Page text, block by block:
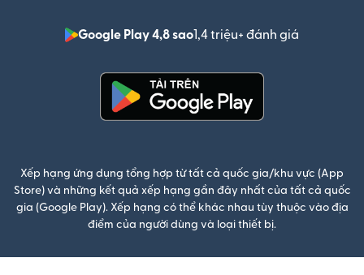
Google Play 4,8 sao1,4 triệu+ đánh giá
Xếp hạng ứng dụng tổng hợp từ tất cả quốc gia/khu vực (App
Store) và những kết quả xếp hạng gần đây nhất của tất cả quốc
gia (Google Play). Xếp hạng có thể khác nhau tùy thuộc vào địa
điểm của người dùng và loại thiết bị.